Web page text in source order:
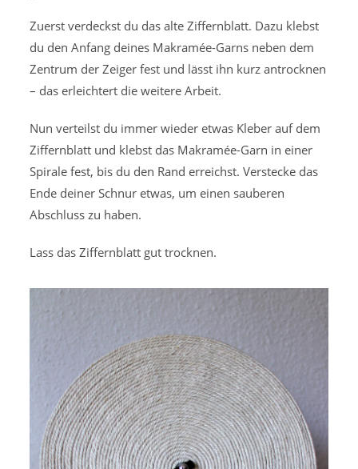
Zuerst verdeckst du das alte Ziffernblatt. Dazu klebst
du den Anfang deines Makramée-Garns neben dem
Zentrum der Zeiger fest und lässt ihn kurz antrocknen
– das erleichtert die weitere Arbeit.
Nun verteilst du immer wieder etwas Kleber auf dem
Ziffernblatt und klebst das Makramée-Garn in einer
Spirale fest, bis du den Rand erreichst. Verstecke das
Ende deiner Schnur etwas, um einen sauberen
Abschluss zu haben.
Lass das Ziffernblatt gut trocknen.